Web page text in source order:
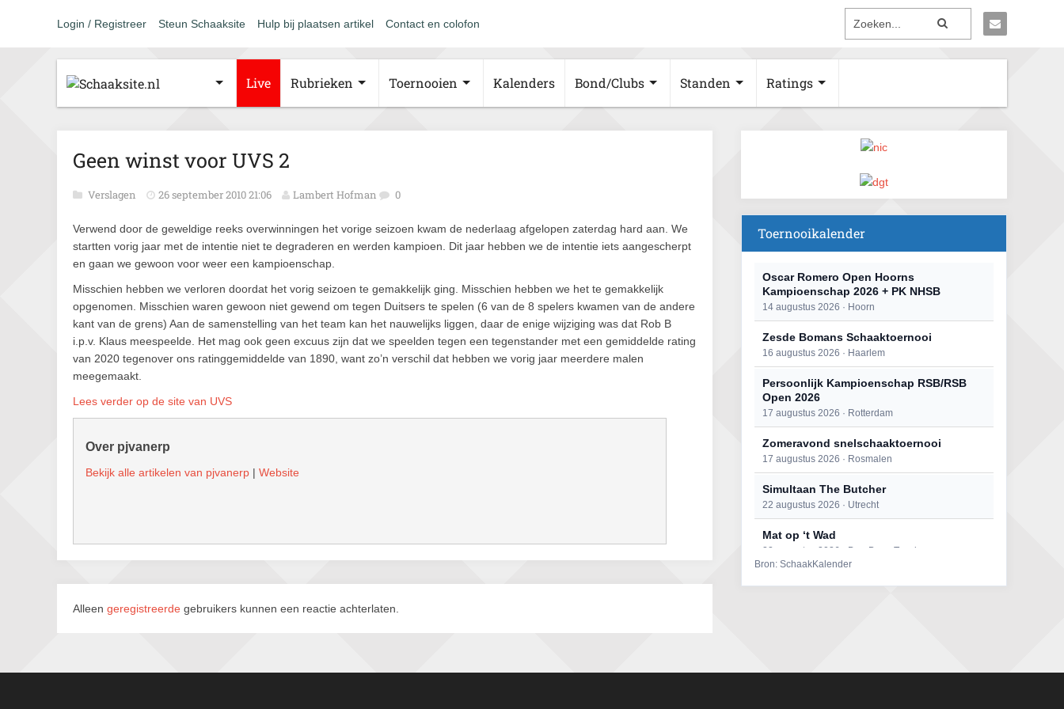
Login / Registreer Steun Schaaksite Hulp bij plaatsen artikel Contact en colofon
Live Rubrieken Toernooien Kalenders Bond/Clubs Standen Ratings
Geen winst voor UVS 2
Verslagen 26 september 2010 21:06 Lambert Hofman 0
Verwend door de geweldige reeks overwinningen het vorige seizoen kwam de nederlaag afgelopen zaterdag hard aan. We
startten vorig jaar met de intentie niet te degraderen en werden kampioen. Dit jaar hebben we de intentie iets aangescherpt
en gaan we gewoon voor weer een kampioenschap.
Misschien hebben we verloren doordat het vorig seizoen te gemakkelijk ging. Misschien hebben we het te gemakkelijk
opgenomen. Misschien waren gewoon niet gewend om tegen Duitsers te spelen (6 van de 8 spelers kwamen van de andere
kant van de grens) Aan de samenstelling van het team kan het nauwelijks liggen, daar de enige wijziging was dat Rob B
i.p.v. Klaus meespeelde. Het mag ook geen excuus zijn dat we speelden tegen een tegenstander met een gemiddelde rating
van 2020 tegenover ons ratinggemiddelde van 1890, want zo’n verschil dat hebben we vorig jaar meerdere malen
meegemaakt.
Lees verder op de site van UVS
Over pjvanerp
Bekijk alle artikelen van pjvanerp | Website
Alleen geregistreerde gebruikers kunnen een reactie achterlaten.
Toernooikalender
Oscar Romero Open Hoorns
Kampioenschap 2026 + PK NHSB
14 augustus 2026 · Hoorn
Zesde Bomans Schaaktoernooi
16 augustus 2026 · Haarlem
Persoonlijk Kampioenschap RSB/RSB
Open 2026
17 augustus 2026 · Rotterdam
Zomeravond snelschaaktoernooi
17 augustus 2026 · Rosmalen
Simultaan The Butcher
22 augustus 2026 · Utrecht
Mat op ‘t Wad
22 augustus 2026 · Den Burg, Texel
Bron: SchaakKalender